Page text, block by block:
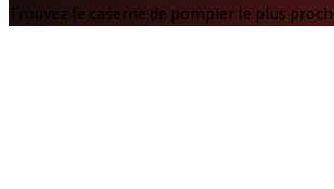
Trouvez le caserne de pompier le plus